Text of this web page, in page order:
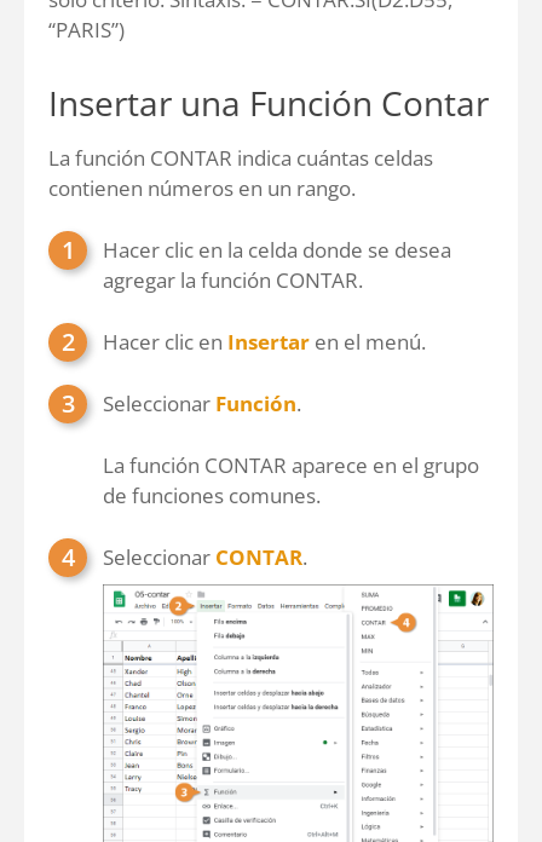
“PARIS”)
Insertar una Función Contar
La función CONTAR indica cuántas celdas
contienen números en un rango.
Hacer clic en la celda donde se desea
agregar la función CONTAR.
Hacer clic en Insertar en el menú.
Seleccionar Función.
La función CONTAR aparece en el grupo
de funciones comunes.
Seleccionar CONTAR.